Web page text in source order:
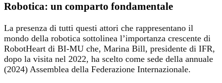
Robotica: un comparto fondamentale
La presenza di tutti questi attori che rappresentano il
mondo della robotica sottolinea l’importanza crescente di
RobotHeart di BI-MU che, Marina Bill, presidente di IFR,
dopo la visita nel 2022, ha scelto come sede della annuale
(2024) Assemblea della Federazione Internazionale.